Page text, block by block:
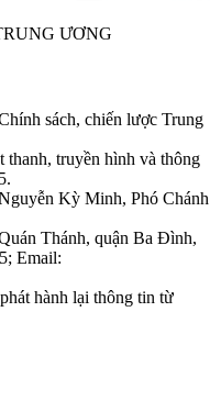
ƯƠNG
sách, chiến lược Trung
truyền hình và thông
Kỳ Minh, Phó Chánh
Thánh, quận Ba Đình,
Email:
hành lại thông tin từ